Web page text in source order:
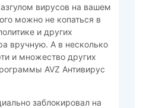
вирусов на вашем
можно не копаться в
и других
вручную. А в несколько
и множество других
AVZ Антивирус
заблокировал на